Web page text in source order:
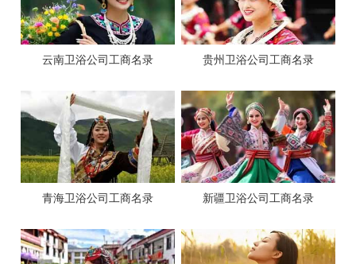
云南卫浴公司工商名录 贵州卫浴公司工商名录
青海卫浴公司工商名录 新疆卫浴公司工商名录